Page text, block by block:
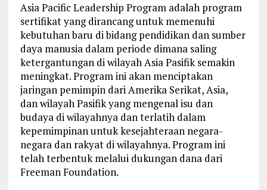
Asia Pacific Leadership Program adalah program
sertifikat yang dirancang untuk memenuhi
kebutuhan baru di bidang pendidikan dan sumber
daya manusia dalam periode dimana saling
ketergantungan di wilayah Asia Pasifik semakin
meningkat. Program ini akan menciptakan
jaringan pemimpin dari Amerika Serikat, Asia,
dan wilayah Pasifik yang mengenal isu dan
budaya di wilayahnya dan terlatih dalam
kepemimpinan untuk kesejahteraan negara-
negara dan rakyat di wilayahnya. Program ini
telah terbentuk melalui dukungan dana dari
Freeman Foundation.